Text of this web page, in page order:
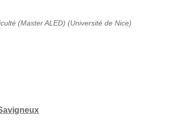
(Master ALED) (Université de Nice)